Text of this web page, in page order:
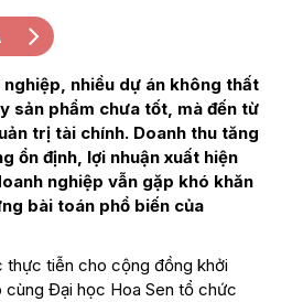
nhiều dự án không thất
sản phẩm chưa tốt, mà đến từ
trị tài chính. Doanh thu tăng
ổn định, lợi nhuận xuất hiện
nghiệp vẫn gặp khó khăn
bài toán phổ biến của
thực tiễn cho cộng đồng khởi
cùng Đại học Hoa Sen tổ chức